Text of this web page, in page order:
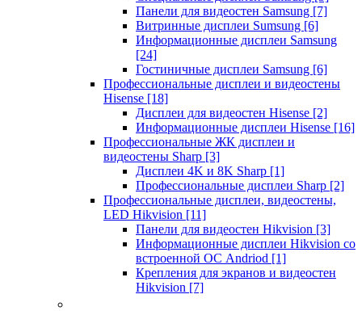
Панели для видеостен Samsung [7]
Витринные дисплеи Sumsung [6]
Информационные дисплеи Samsung
[24]
Гостиничные дисплеи Samsung [6]
Профессиональные дисплеи и видеостены
Hisense [18]
Дисплеи для видеостен Hisense [2]
Информационные дисплеи Hisense [16]
Профессиональные ЖК дисплеи и
видеостены Sharp [3]
Дисплеи 4K и 8K Sharp [1]
Профессиональные дисплеи Sharp [2]
Профессиональные дисплеи, видеостены,
LED Hikvision [11]
Панели для видеостен Hikvision [3]
Информационные дисплеи Hikvision со
встроенной ОС Andriod [1]
Крепления для экранов и видеостен
Hikvision [7]